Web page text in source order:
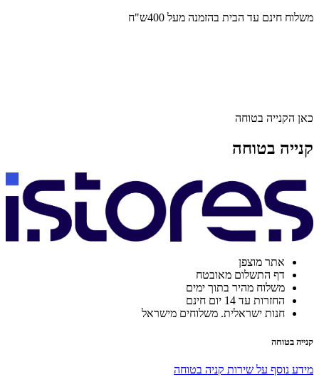
משלוח חינם עד הבית בהזמנה מעל 400ש"ח
כאן הקנייה בטוחה
קנייה בטוחה
אתר מוצפן
דף התשלום מאובטח
משלוח מהיר בתוך ימים
החזרות עד 14 יום חינם
חנות ישראלית. משלוחים מישראל
קנייה בטוחה
מידע נוסף על שירות קניה בטוחה